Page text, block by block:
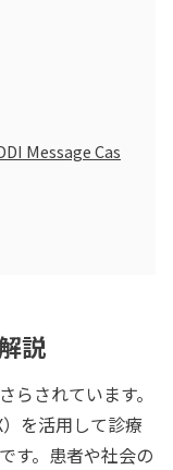
Message Cas
説
らされています。
を活用して診療
す。患者や社会の